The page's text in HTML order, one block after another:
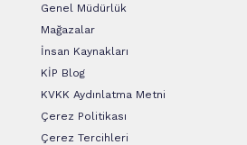
Genel Müdürlük
Mağazalar
İnsan Kaynakları
KİP Blog
KVKK Aydınlatma Metni
Çerez Politikası
Çerez Tercihleri